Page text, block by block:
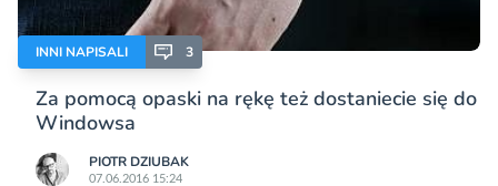
INNI NAPISALI 3
Za pomocą opaski na rękę też dostaniecie się do
Windowsa
PIOTR DZIUBAK
07.06.2016 15:24